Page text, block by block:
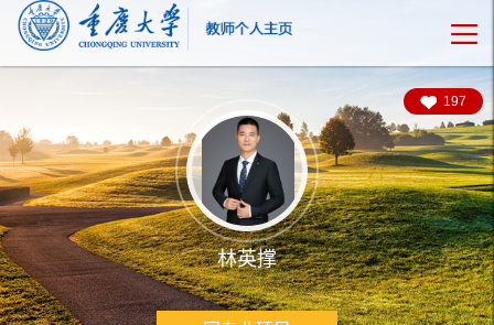
197
林英撑